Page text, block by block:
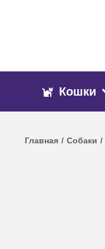
Кошки
Главная / Собаки /